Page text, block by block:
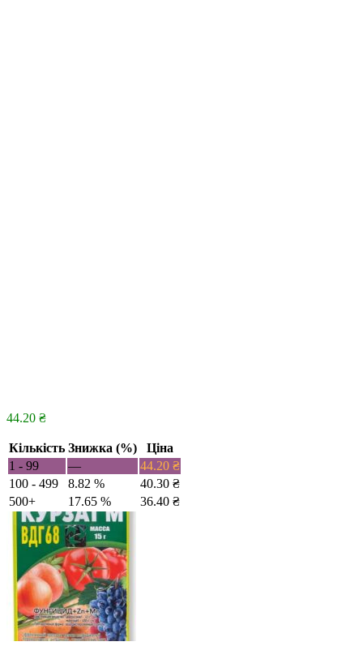
44.20 ₴
Кількість Знижка (%)
Ціна
1 - 99
— 44.20 ₴
100 - 499
8.82 % 40.30 ₴
500+
17.65 % 36.40 ₴